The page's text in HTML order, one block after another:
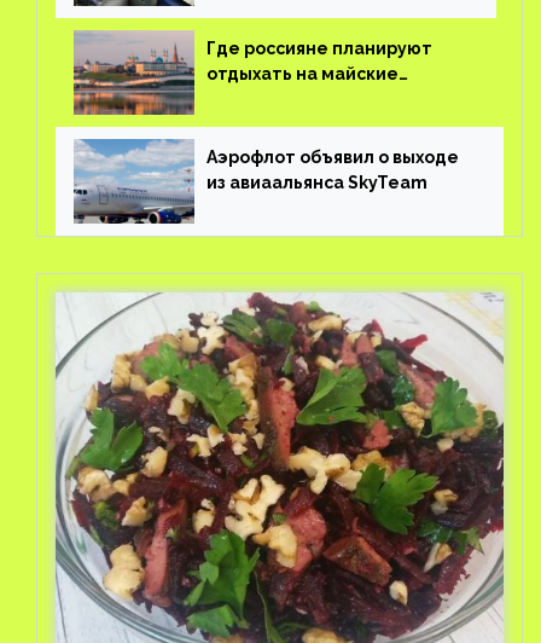
Где россияне планируют
отдыхать на майские
Аэрофлот объявил о выходе
из авиаальянса SkyTeam